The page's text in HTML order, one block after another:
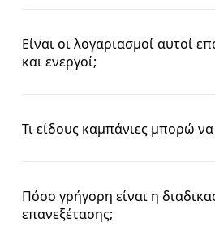
Είναι οι λογαριασμοί αυτοί
και ενεργοί;
Τι είδους καμπάνιες μπορώ
Πόσο γρήγορη είναι η
επανεξέτασης;